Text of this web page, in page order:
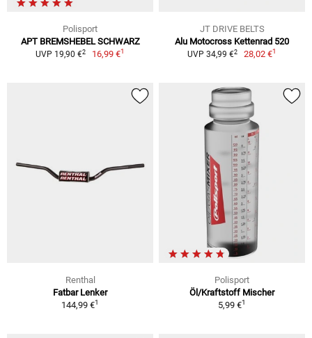
Polisport
APT BREMSHEBEL SCHWARZ
UVP 19,90 €2 16,99 €1
JT DRIVE BELTS
Alu Motocross Kettenrad 520
UVP 34,99 €2 28,02 €1
Renthal
Fatbar Lenker
144,99 €1
Polisport
Öl/Kraftstoff Mischer
5,99 €1